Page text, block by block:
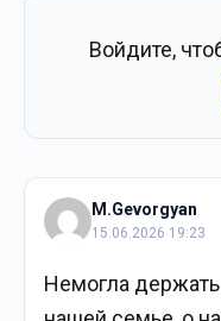
Войдите,
M.Gevorgyan
15.06.2026 19:23
Немогла